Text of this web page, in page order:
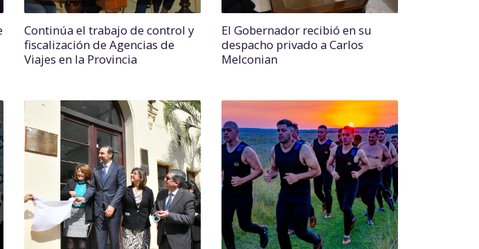
Continúa el trabajo de control y
fiscalización de Agencias de
Viajes en la Provincia
El Gobernador recibió en su
despacho privado a Carlos
Melconian